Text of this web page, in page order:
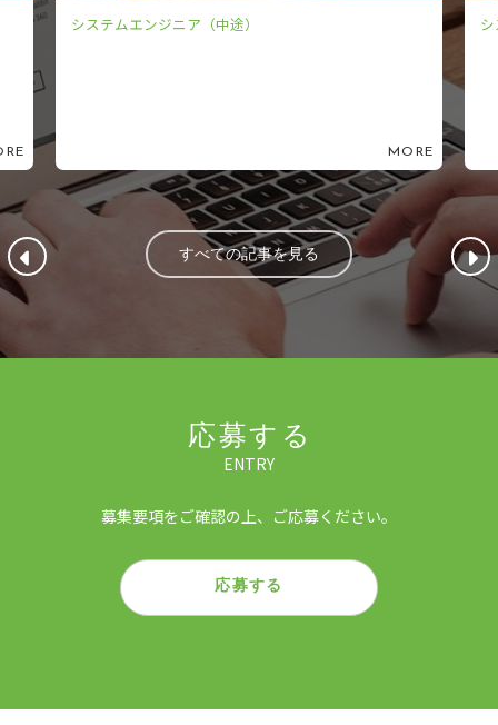
システムエンジニア（新卒）
すべての記事を見る
応募する
ENTRY
募集要項をご確認の上、ご応募ください。
応募する